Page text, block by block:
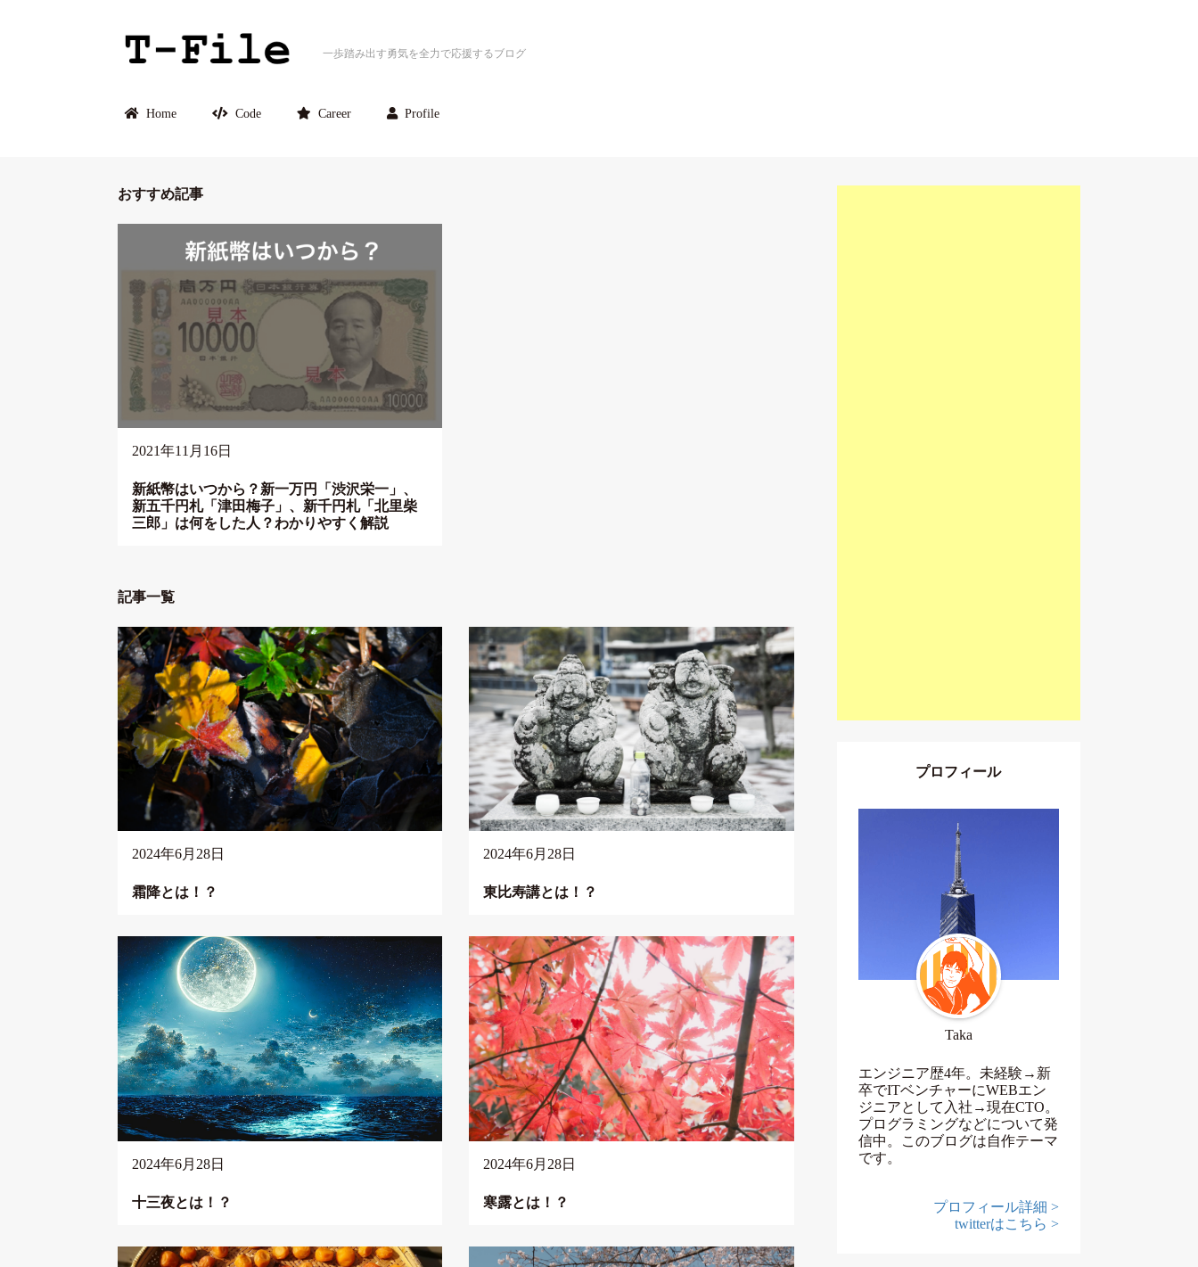
一歩踏み出す勇気を全力で応援するブログ
Home Code Career Profile
おすすめ記事
2021年11月16日
新紙幣はいつから？新一万円「渋沢栄一」、
新五千円札「津田梅子」、新千円札「北里柴
三郎」は何をした人？わかりやすく解説
記事一覧
2024年6月28日
霜降とは！？
2024年6月28日
東比寿講とは！？
2024年6月28日
十三夜とは！？
2024年6月28日
寒露とは！？
プロフィール
Taka
エンジニア歴4年。未経験→新
卒でITベンチャーにWEBエン
ジニアとして入社→現在CTO。
プログラミングなどについて発
信中。このブログは自作テーマ
です。
プロフィール詳細 >
twitterはこちら >